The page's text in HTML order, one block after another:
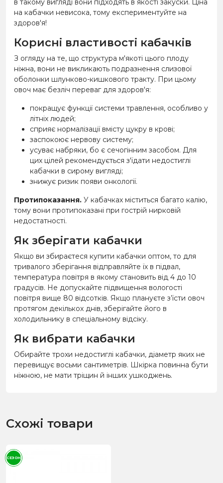
в такому вигляді вони підходять в якості закуски. Ціна
на кабачки невисока, тому експериментуйте на
здоров'я!
Корисні властивості кабачків
З огляду на те, що структура м'якоті цього плоду
ніжна, вони не викликають подразнення слизової
оболонки шлунково-кишкового тракту. При цьому
овоч має безліч переваг для здоров'я:
покращує функції системи травлення, особливо у
літніх людей;
сприяє нормалізації вмісту цукру в крові;
заспокоює нервову систему;
усуває набряки, бо є сечогінним засобом. Для
цих цілей рекомендується з'їдати недостиглі
кабачки в сирому вигляді;
знижує ризик появи онкології.
Протипоказання. У кабачках міститься багато калію,
тому вони протипоказані при гострій нирковій
недостатності.
Як зберігати кабачки
Якщо ви збираєтеся купити кабачки оптом, то для
тривалого зберігання відправляйте їх в підвал,
температура повітря в якому становить від 4 до 10
градусів. Не допускайте підвищення вологості
повітря вище 80 відсотків. Якщо плануєте з’їсти овоч
протягом декількох днів, зберігайте його в
холодильнику в спеціальному відсіку.
Як вибрати кабачки
Обирайте трохи недостиглі кабачки, діаметр яких не
перевищує восьми сантиметрів. Шкірка повинна бути
ніжною, не мати тріщин й інших ушкоджень.
Схожі товари
СЕЗОН